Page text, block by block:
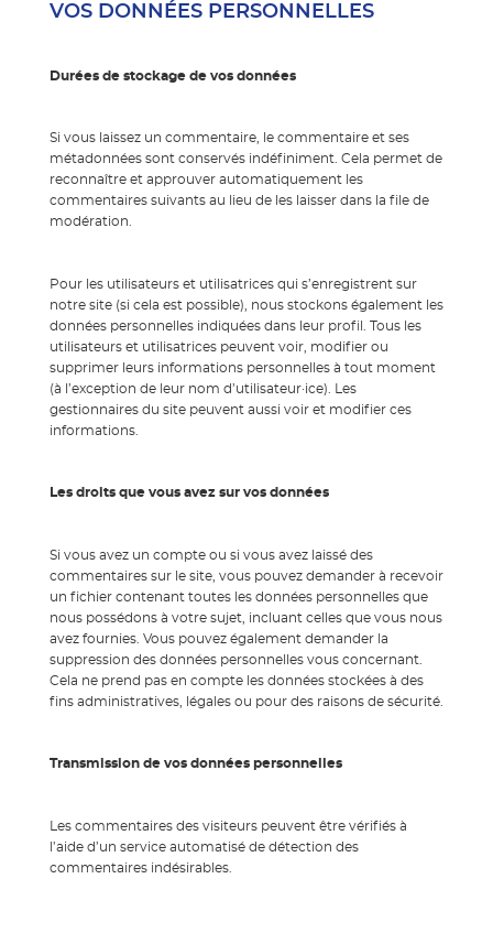
VOS DONNÉES PERSONNELLES
Durées de stockage de vos données
Si vous laissez un commentaire, le commentaire et ses
métadonnées sont conservés indéfiniment. Cela permet de
reconnaître et approuver automatiquement les
commentaires suivants au lieu de les laisser dans la file de
modération.
Pour les utilisateurs et utilisatrices qui s’enregistrent sur
notre site (si cela est possible), nous stockons également les
données personnelles indiquées dans leur profil. Tous les
utilisateurs et utilisatrices peuvent voir, modifier ou
supprimer leurs informations personnelles à tout moment
(à l’exception de leur nom d’utilisateur·ice). Les
gestionnaires du site peuvent aussi voir et modifier ces
informations.
Les droits que vous avez sur vos données
Si vous avez un compte ou si vous avez laissé des
commentaires sur le site, vous pouvez demander à recevoir
un fichier contenant toutes les données personnelles que
nous possédons à votre sujet, incluant celles que vous nous
avez fournies. Vous pouvez également demander la
suppression des données personnelles vous concernant.
Cela ne prend pas en compte les données stockées à des
fins administratives, légales ou pour des raisons de sécurité.
Transmission de vos données personnelles
Les commentaires des visiteurs peuvent être vérifiés à
l’aide d’un service automatisé de détection des
commentaires indésirables.